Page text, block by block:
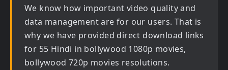
We know how important video quality and
data management are for our users. That is
why we have provided direct download links
for 55 Hindi in bollywood 1080p movies,
bollywood 720p movies resolutions.